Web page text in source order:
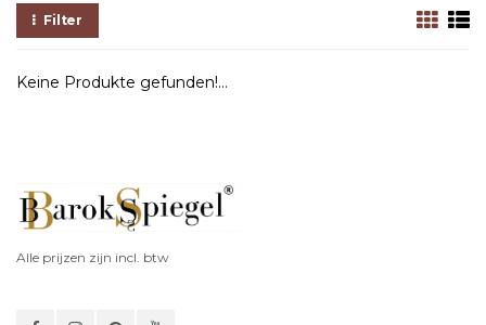
Filter
Keine Produkte gefunden!...
Alle prijzen zijn incl. btw